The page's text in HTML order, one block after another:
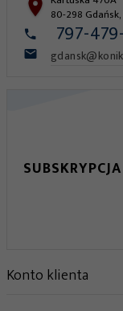
797-
80-298 Gdańsk,
SUBSKRYPCJA
Konto klienta